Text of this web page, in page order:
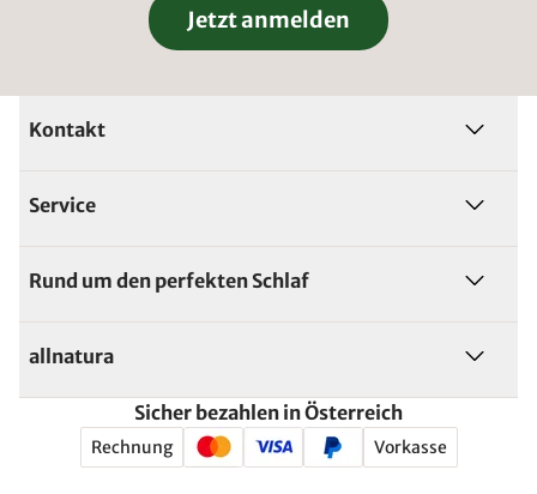
Jetzt anmelden
Kontakt
Service
Rund um den perfekten Schlaf
allnatura
Sicher bezahlen in Österreich
Rechnung Vorkasse